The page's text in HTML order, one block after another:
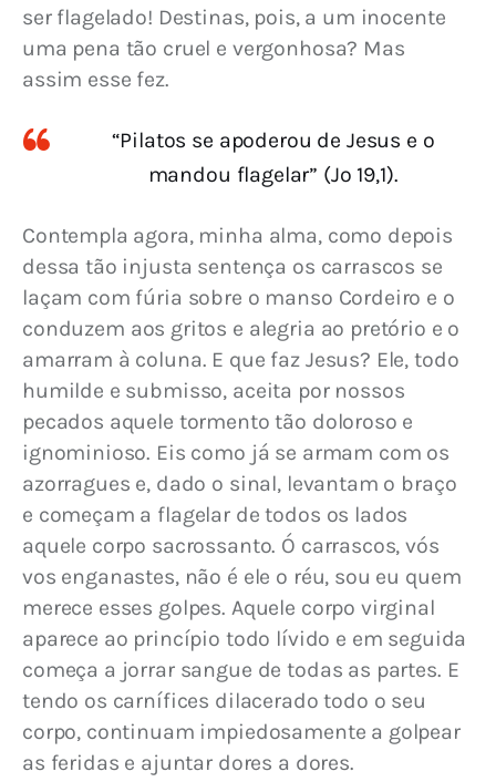
ser flagelado! Destinas, pois, a um inocente
uma pena tão cruel e vergonhosa? Mas
assim esse fez.
“Pilatos se apoderou de Jesus e o
mandou flagelar” (Jo 19,1).
Contempla agora, minha alma, como depois
dessa tão injusta sentença os carrascos se
laçam com fúria sobre o manso Cordeiro e o
conduzem aos gritos e alegria ao pretório e o
amarram à coluna. E que faz Jesus? Ele, todo
humilde e submisso, aceita por nossos
pecados aquele tormento tão doloroso e
ignominioso. Eis como já se armam com os
azorragues e, dado o sinal, levantam o braço
e começam a flagelar de todos os lados
aquele corpo sacrossanto. Ó carrascos, vós
vos enganastes, não é ele o réu, sou eu quem
merece esses golpes. Aquele corpo virginal
aparece ao princípio todo lívido e em seguida
começa a jorrar sangue de todas as partes. E
tendo os carnífices dilacerado todo o seu
corpo, continuam impiedosamente a golpear
as feridas e ajuntar dores a dores.